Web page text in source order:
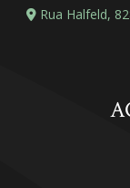
Rua Halfeld,